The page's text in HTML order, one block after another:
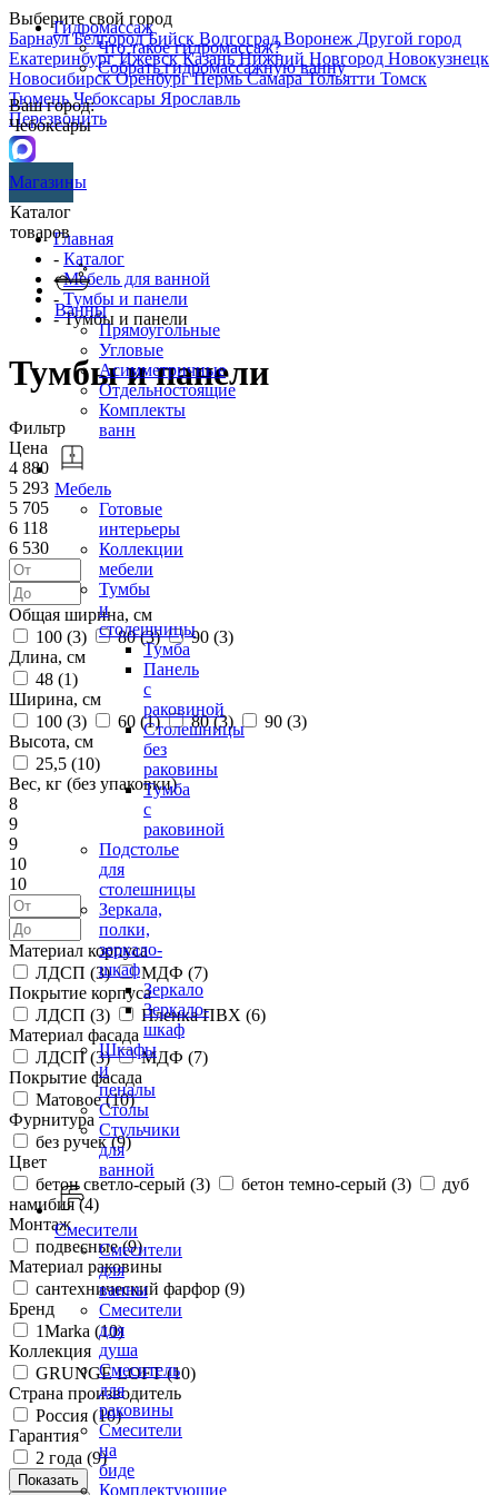
Выберите свой город
БарнаулБелгородБийск ВолгоградВоронеж Другой город
ЕкатеринбургИжевскКазаньНижний Новгород Новокузнецк
НовосибирскОренбургПермьСамараТольятти Томск
ТюменьЧебоксары Ярославль
Перезвонить
Гидромассаж
Что такое гидромассаж?
Собрать гидромассажную ванну
Ваш город:
Чебоксары
Магазины
Каталог
товаров
Ванны
Прямоугольные
Угловые
Асимметричные
Отдельностоящие
Комплекты
ванн
Мебель
Готовые
интерьеры
Коллекции
мебели
Тумбы
и
столешницы
Тумба
Панель
с
раковиной
Столешницы
без
раковины
Тумба
с
раковиной
Подстолье
для
столешницы
Зеркала,
полки,
зеркало-
шкаф
Зеркало
Зеркало-
шкаф
Шкафы
и
пеналы
Столы
Стульчики
для
ванной
Смесители
Смесители
для
ванны
Смесители
для
душа
Смеситель
для
раковины
Смесители
на
биде
Комплектующие
Главная
- Каталог
-Мебель для ванной
- Тумбы и панели
- Тумбы и панели
Тумбы и панели
Фильтр
Цена
4 880
5 293
5 705
6 118
6 530
Общая ширина, см
100 (3) 80 (3) 90 (3)
Длина, см
48 (1)
Ширина, см
100 (3) 60 (1) 80 (3) 90 (3)
Высота, см
25,5 (10)
Вес, кг (без упаковки)
8
9
9
10
10
Материал корпуса
ЛДСП (3) МДФ (7)
Покрытие корпуса
ЛДСП (3) Пленка ПВХ (6)
Материал фасада
ЛДСП (3) МДФ (7)
Покрытие фасада
Матовое (10)
Фурнитура
без ручек (9)
Цвет
бетон светло-серый (3) бетон темно-серый (3)
дуб
намибия (4)
Монтаж
подвесные (9)
Материал раковины
сантехнический фарфор (9)
Бренд
1Marka (10)
Коллекция
GRUNGE LOFT (10)
Страна производитель
Россия (10)
Гарантия
2 года (9)